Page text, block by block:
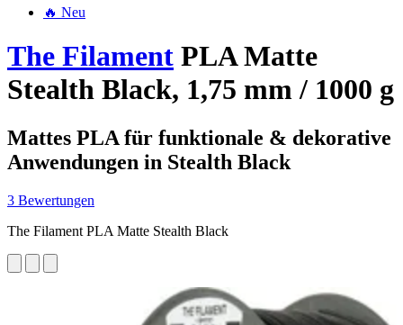
🔥 Neu
The Filament PLA Matte
Stealth Black, 1,75 mm / 1000 g
Mattes PLA für funktionale & dekorative
Anwendungen in Stealth Black
3 Bewertungen
The Filament PLA Matte Stealth Black